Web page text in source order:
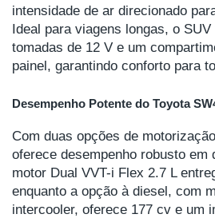
intensidade de ar direcionado
Ideal para viagens longas, o
tomadas de 12 V e um
painel, garantindo conforto para
Desempenho Potente do Toyota
Com duas opções de
oferece desempenho robusto em
motor Dual VVT-i Flex 2.7 L
enquanto a opção à diesel, com
intercooler, oferece 177 cv e um